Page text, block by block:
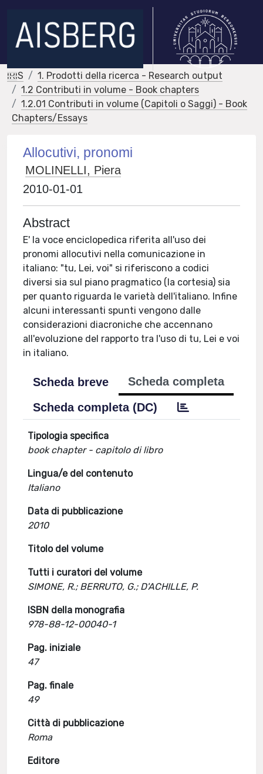
IRIS
1. Prodotti della ricerca - Research output
1.2 Contributi in volume - Book chapters
1.2.01 Contributi in volume (Capitoli o Saggi) - Book
Chapters/Essays
Allocutivi, pronomi
MOLINELLI, Piera
2010-01-01
Abstract
E' la voce enciclopedica riferita all'uso dei
pronomi allocutivi nella comunicazione in
italiano: "tu, Lei, voi" si riferiscono a codici
diversi sia sul piano pragmatico (la cortesia) sia
per quanto riguarda le varietà dell'italiano. Infine
alcuni interessanti spunti vengono dalle
considerazioni diacroniche che accennano
all'evoluzione del rapporto tra l'uso di tu, Lei e voi
in italiano.
Scheda breve
Scheda completa
Scheda completa (DC)
Tipologia specifica
book chapter - capitolo di libro
Lingua/e del contenuto
Italiano
Data di pubblicazione
2010
Titolo del volume
Tutti i curatori del volume
SIMONE, R.; BERRUTO, G.; D'ACHILLE, P.
ISBN della monografia
978-88-12-00040-1
Pag. iniziale
47
Pag. finale
49
Città di pubblicazione
Roma
Editore